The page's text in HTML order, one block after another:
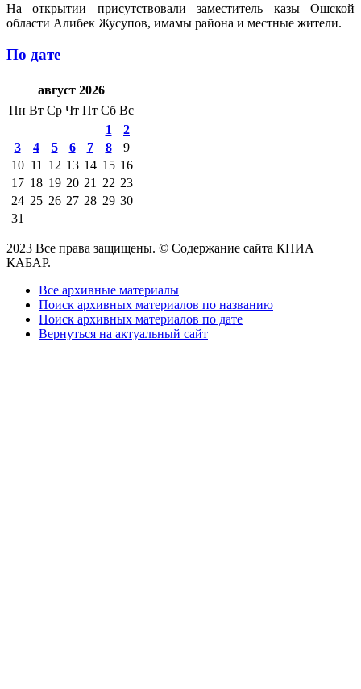
На открытии присутствовали заместитель казы Ошской
области Алибек Жусупов, имамы района и местные жители.
По дате
август 2026
Пн Вт Ср Чт Пт Сб Вс
1
2
3
4 5 6 7 8
9
10 11 12 13 14 15 16
17 18 19 20 21 22 23
24 25 26 27 28 29 30
31
2023 Все права защищены. © Содержание сайта КНИА
КАБАР.
Все архивные материалы
Поиск архивных материалов по названию
Поиск архивных материалов по дате
Вернуться на актуальный сайт